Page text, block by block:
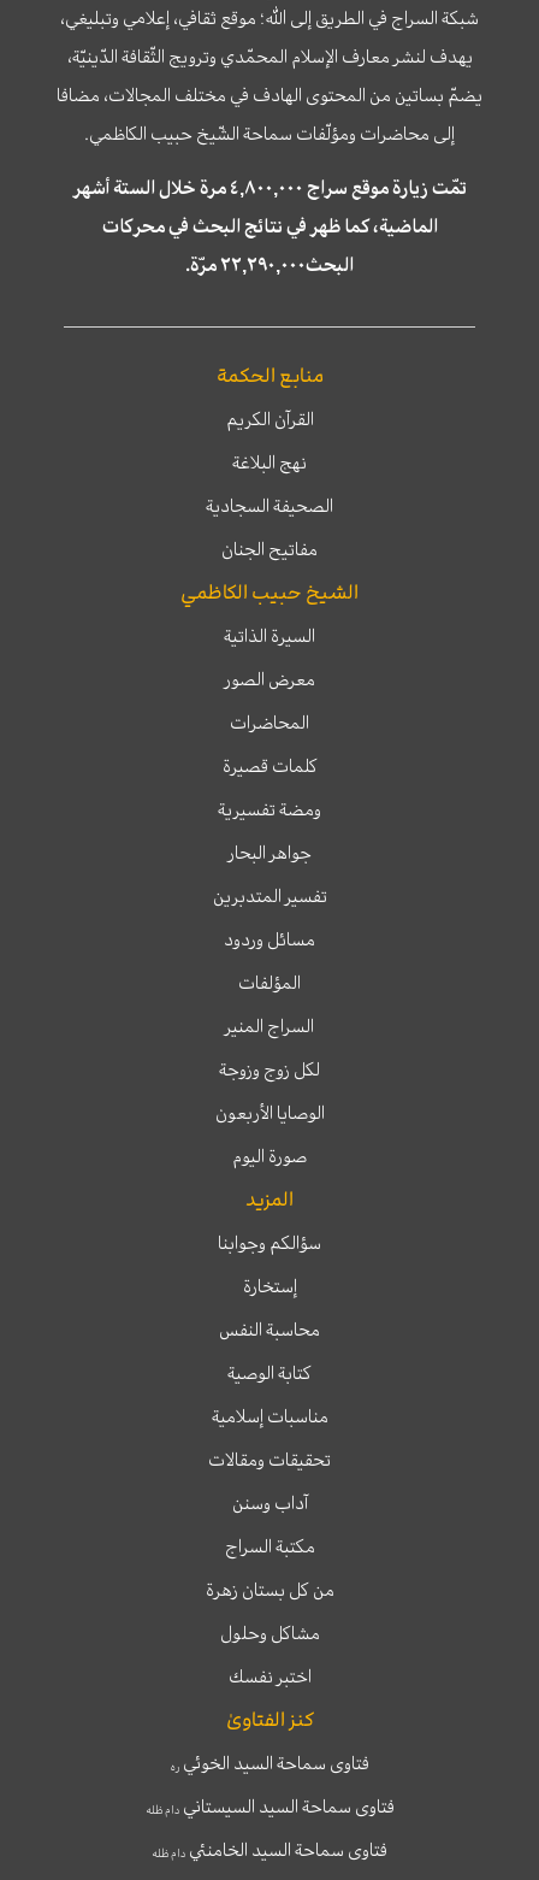
شبكة السراج في الطريق إلى الله؛ موقع ثقافي، إعلامي وتبليغي،
يهدف لنشر معارف الإسلام المحمّدي وترويج الثّقافة الدّينيّة،
يضمّ بساتين من المحتوى الهادف في مختلف المجالات، مضافا
إلى محاضرات ومؤلّفات سماحة الشّيخ حبيب الكاظمي.
تمّت زيارة موقع سراج ٤,٨٠٠,٠٠٠ مرة خلال الستة أشهر
الماضية، كما ظهر في نتائج البحث في محركات
البحث٢٢,٢٩٠,٠٠٠ مرّة.
منابع الحكمة
القرآن الكريم
نهج البلاغة
الصحيفة السجادية
مفاتيح الجنان
الشيخ حبيب الكاظمي
السيرة الذاتية
معرض الصور
المحاضرات
كلمات قصيرة
ومضة تفسيرية
جواهر البحار
تفسير المتدبرين
مسائل وردود
المؤلفات
السراج المنير
لكل زوج وزوجة
الوصايا الأربعون
صورة اليوم
المزيد
سؤالكم وجوابنا
إستخارة
محاسبة النفس
كتابة الوصية
مناسبات إسلامية
تحقيقات ومقالات
آداب وسنن
مكتبة السراج
من كل بستان زهرة
مشاكل وحلول
اختبر نفسك
كنز الفتاوىٰ
فتاوى سماحة السيد الخوئيره
فتاوى سماحة السيد السيستانيدام ظله
فتاوى سماحة السيد الخامنئي دام ظله